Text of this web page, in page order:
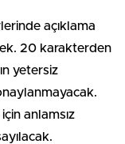
açıklama
20 karakterden
yetersiz
anlamsız